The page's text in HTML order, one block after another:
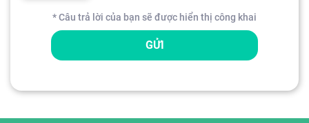
* Câu trả lời của bạn sẽ được hiển thị công khai
GỬI